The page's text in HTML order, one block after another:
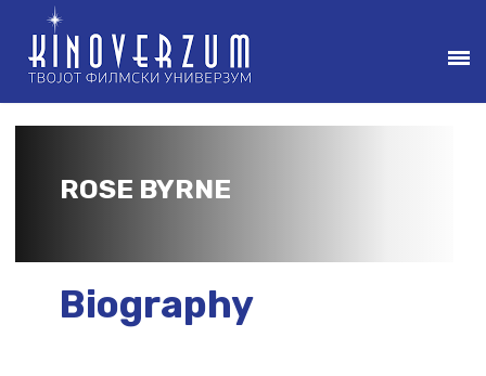
ROSE BYRNE
Biography